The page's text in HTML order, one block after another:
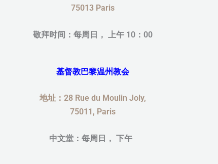
75013 Paris
敬拜时间：每周日， 上午 10：00
基督教巴黎温州教会
地址：28 Rue du Moulin Joly,
75011, Paris
中文堂：每周日， 下午